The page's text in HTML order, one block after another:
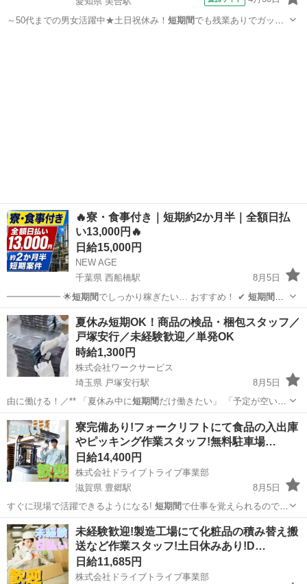
～50代までの男女活躍中★土日祝休み！ 短期間 でも残業ありでガッツ
🔥寮・食事付き｜短期約2か月半｜全額日払
い13,000円🔥
日給15,000円
NEW AGE
千葉県 西船橋駅
8月5日
━━━━━━ 🌟短期間 でしっかり稼ぎたい… おすすめ！ ✔ 短期間
しっかり稼ぎたい…
千葉 船橋市 西船橋駅 軽作業 短期間
夏休み短期OK！商品の検品・梱包スタッフ／
戸塚安行／未経験歓迎／単発OK
時給1,300円
株式会社ワークサービス
埼玉県 戸塚安行駅
8月5日
由に働ける！／** 「夏休み中に短期間 だけ働きたい」 「予定が空いた
日にサ…
埼玉 川口市 戸塚安行駅 軽作業 夏休み
寮完備あり!フォークリフトにて食品の入出庫
やピッキング作業スタッフ!無料駐車場…
日給14,400円
株式会社ドライブトライブ事業部
滋賀県 豊郷駅
8月5日
すぐに現場で活躍できるようになる! 短期間 で仕事を覚えられるので、
早く働きたい方…
滋賀 愛知郡 豊郷駅 倉庫 スタッフ
未経験歓迎!製造工場にて化粧品の積み替え搬
送など作業スタッフ!土日休みあり!D…
日給11,685円
株式会社ドライブトライブ事業部